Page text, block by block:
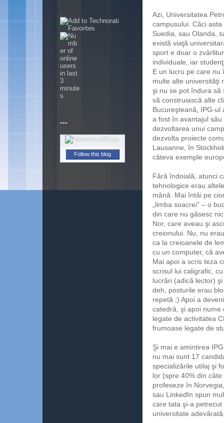
Azi, Universitatea
campusului. Căci
Suedia, sau Olanda,
există viaţă
sport e doar o
individuale, iar
E un lucru pe care nu
multe alte universităţi
şi nu se pot îndura să
să construiască alte
Bucureşteană, IPG-
a fost în avantajul
dezvoltarea unui
dezvolta proiecte
Lausanne, în
câteva exemple
Fără îndoială, atunci
tehnologice erau
mână. Mai întâi pe
„limba soacrei” – o
din care nu găsesc
Nor, care aveau şi
creionului. Nu, nu
ca la creioanele de
cu un computer, că
Mai apoi a scris teza
scrisul lui caligrafic,
lucrări (adică lector)
deh, posturile erau
repetă ;) Apoi a
catedră, şi apoi nume
legate de activitatea
frumoase legate de
Şi mai e amintirea
nu mai sunt 17
specializările utilaj şi
lor (spre 40% din
profeseze în
sau LinkedIn spun
care tata şi-a
universitate
---
Follow this blog